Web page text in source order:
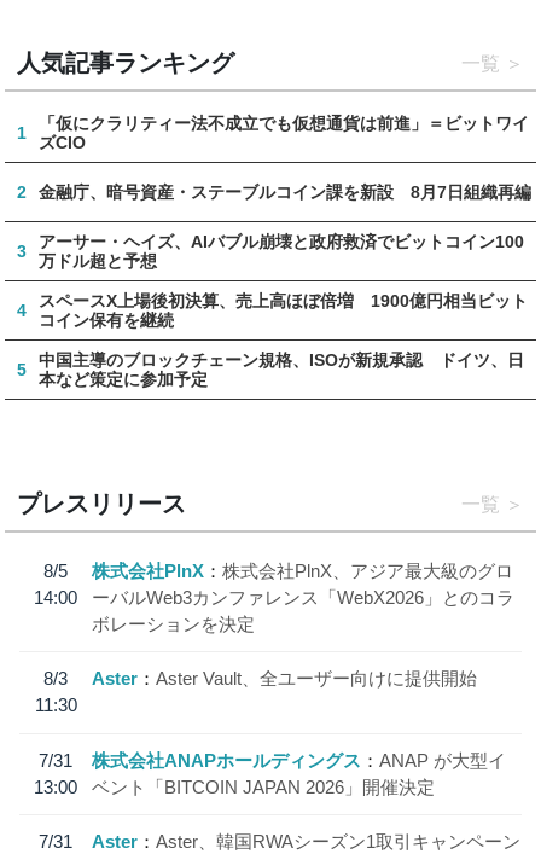
人気記事ランキング 一覧
1
「仮にクラリティー法不成立でも仮想通貨は前進」＝ビットワイ
ズCIO
2 金融庁、暗号資産・ステーブルコイン課を新設 8月7日組織再編
3
アーサー・ヘイズ、AIバブル崩壊と政府救済でビットコイン100
万ドル超と予想
4
スペースX上場後初決算、売上高ほぼ倍増 1900億円相当ビット
コイン保有を継続
5
中国主導のブロックチェーン規格、ISOが新規承認 ドイツ、日
本など策定に参加予定
プレスリリース 一覧
8/5
14:00
株式会社PlnX
株式会社PlnX、アジア最大級のグロ
ーバルWeb3カンファレンス「WebX2026」とのコラ
ボレーションを決定
8/3
11:30
Aster Aster Vault、全ユーザー向けに提供開始
7/31
13:00
株式会社ANAPホールディングス
ANAP が大型イ
ベント「BITCOIN JAPAN 2026」開催決定
7/31
Aster
Aster、韓国RWAシーズン1取引キャンペーン